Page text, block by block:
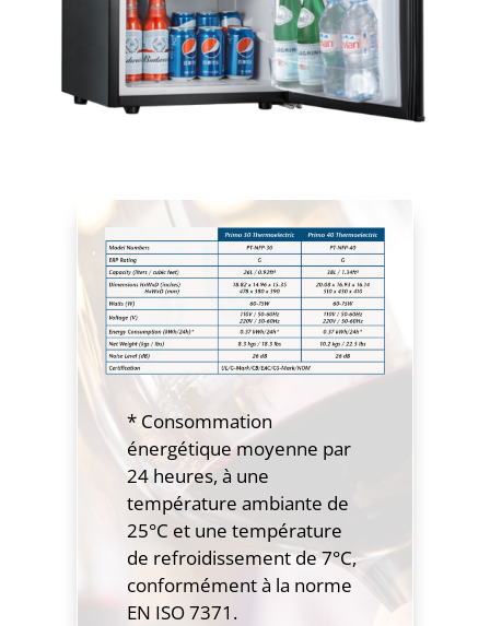
* Consommation
énergétique moyenne par
24 heures, à une
température ambiante de
25°C et une température
de refroidissement de 7°C,
conformément à la norme
EN ISO 7371.